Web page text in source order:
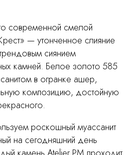
современной смелой
— утонченное слияние
сиянием
камней. Белое золото 585
в огранке ашер,
композицию, достойную
роскошный муассанит
на сегодняшний день